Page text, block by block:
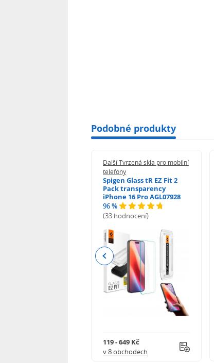
Podobné produkty
Další Tvrzená skla pro mobilní
telefony
Spigen Glass tR EZ Fit 2
Pack transparency
iPhone 16 Pro AGL07928
96 %
(33 hodnocení)
119 - 649 Kč
v 8 obchodech
Previous